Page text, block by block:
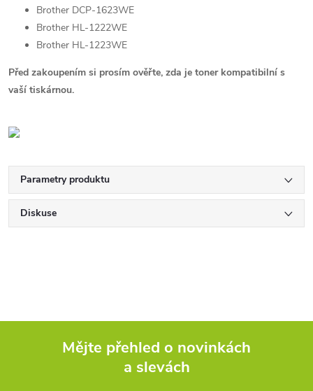
Brother DCP-1623WE
Brother HL-1222WE
Brother HL-1223WE
Před zakoupením si prosím ověřte, zda je toner kompatibilní s
vaší tiskárnou.
Parametry produktu
Diskuse
Mějte přehled o novinkách
a slevách